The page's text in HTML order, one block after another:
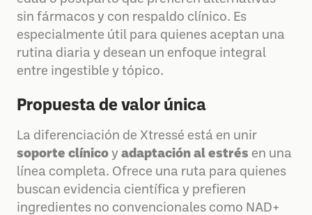
sin fármacos y con respaldo clínico. Es
especialmente útil para quienes aceptan una
rutina diaria y desean un enfoque integral
entre ingestible y tópico.
Propuesta de valor única
La diferenciación de Xtressé está en unir
soporte clínico y adaptación al estrés en una
línea completa. Ofrece una ruta para quienes
buscan evidencia científica y prefieren
ingredientes no convencionales como NAD+